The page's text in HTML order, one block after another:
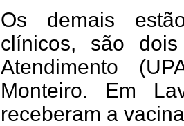
Os demais
clínicos, são
Atendimento
Monteiro. Em
receberam a